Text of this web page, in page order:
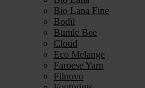
Bio Lana Fine
Bodil
Bumle Bee
Cloud
Eco Melange
Faroese Yarn
Filnovo